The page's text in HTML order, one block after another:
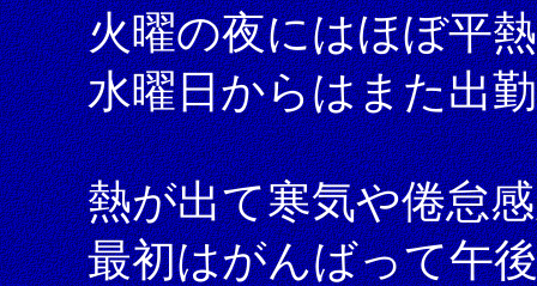
火曜の夜にはほぼ平
水曜日からはまた出
熱が出て寒気や倦怠
最初はがんばって午